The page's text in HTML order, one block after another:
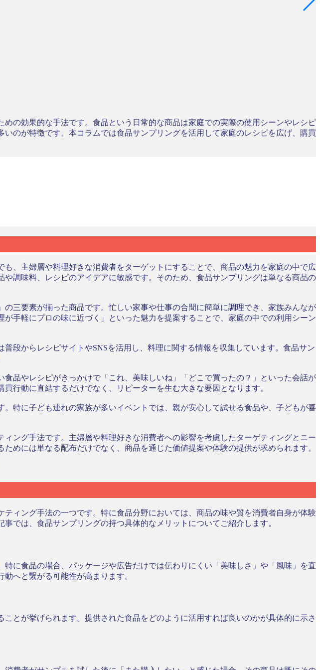
の効果的な手法です。食品という日常的な商品は家庭での実際の使用シーンやレシピ
のが特徴です。本コラムでは食品サンプリングを活用して家庭のレシピを広げ、購買
、主婦層や料理好きな消費者をターゲットにすることで、商品の魅力を家庭の中で広
調味料、レシピのアイデアに敏感です。そのため、食品サンプリングは単なる商品の
三要素が揃った商品です。忙しい家事や仕事の合間に簡単に調理でき、家族みんなが
手軽にプロの味に近づく」といった魅力を提案することで、家庭の中での利用シーン
段からレシピサイトやSNSを活用し、料理に関する情報を収集しています。食品サン
品やレシピがきっかけで「これ、美味しいね」「どこで買ったの？」といった会話が
行動に直結するだけでなく、リピーターを生む大きな要因となります。
特に子ども連れの家族が多いイベントでは、親が安心して試せる食品や、子どもが喜
ング手法です。主婦層や料理好きな消費者への影響を考慮したターゲティングとニー
めには単なる配布だけでなく、商品を通じた価値提案や体験の提供が求められます。
ィング手法の一つです。特に食品分野においては、商品の味や質を消費者自身が体験
では、食品サンプリングの持つ具体的なメリットについてご紹介します。
に食品の場合、パッケージや広告だけでは伝わりにくい「美味しさ」や「風味」を直
へと繋がる可能性が高まります。
とが挙げられます。提供された食品をどのように活用すれば良いのかが具体的に示さ